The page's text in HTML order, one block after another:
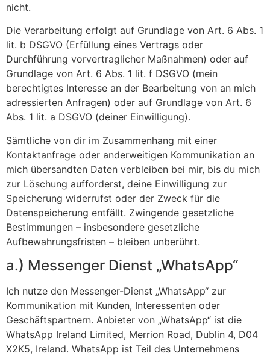
nicht.
Die Verarbeitung erfolgt auf Grundlage von Art. 6 Abs. 1
lit. b DSGVO (Erfüllung eines Vertrags oder
Durchführung vorvertraglicher Maßnahmen) oder auf
Grundlage von Art. 6 Abs. 1 lit. f DSGVO (mein
berechtigtes Interesse an der Bearbeitung von an mich
adressierten Anfragen) oder auf Grundlage von Art. 6
Abs. 1 lit. a DSGVO (deiner Einwilligung).
Sämtliche von dir im Zusammenhang mit einer
Kontaktanfrage oder anderweitigen Kommunikation an
mich übersandten Daten verbleiben bei mir, bis du mich
zur Löschung aufforderst, deine Einwilligung zur
Speicherung widerrufst oder der Zweck für die
Datenspeicherung entfällt. Zwingende gesetzliche
Bestimmungen – insbesondere gesetzliche
Aufbewahrungsfristen – bleiben unberührt.
a.) Messenger Dienst „WhatsApp“
Ich nutze den Messenger-Dienst „WhatsApp“ zur
Kommunikation mit Kunden, Interessenten oder
Geschäftspartnern. Anbieter von „WhatsApp“ ist die
WhatsApp Ireland Limited, Merrion Road, Dublin 4, D04
X2K5, Ireland. WhatsApp ist Teil des Unternehmens